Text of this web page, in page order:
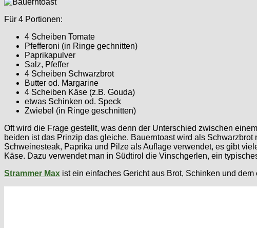
Für 4 Portionen:
4 Scheiben Tomate
Pfefferoni (in Ringe gechnitten)
Paprikapulver
Salz, Pfeffer
4 Scheiben Schwarzbrot
Butter od. Margarine
4 Scheiben Käse (z.B. Gouda)
etwas Schinken od. Speck
Zwiebel (in Ringe geschnitten)
Oft wird die Frage gestellt, was denn der Unterschied zwischen einem
beiden ist das Prinzip das gleiche. Bauerntoast wird als
Schweinesteak, Paprika und Pilze als Auflage verwendet, es gibt
Käse. Dazu verwendet man in Südtirol die Vinschgerlen, ein
Strammer Max ist ein einfaches Gericht aus Brot, Schinken und